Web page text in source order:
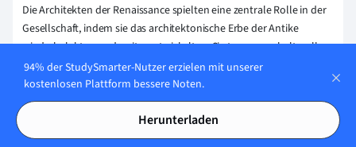
Die Architekten der Renaissance spielten eine zentrale Rolle in der
Gesellschaft, indem sie das architektonische Erbe der Antike
wiederbelebten und weiterentwickelten. Sie trugen zur kulturellen
Blütezeit bei, indem sie innovative Bauwerke schufen, die Ästhetik
und Funktionalität vereinten, und beeinflussten das städtische
Leben sowie die soziale und politische Landschaft ihrer Zeit.
Wie unterscheidet sich die Renaissance Architektur von
94% der StudySmarter-Nutzer erzielen mit unserer
kostenlosen Plattform bessere Noten.
Herunterladen